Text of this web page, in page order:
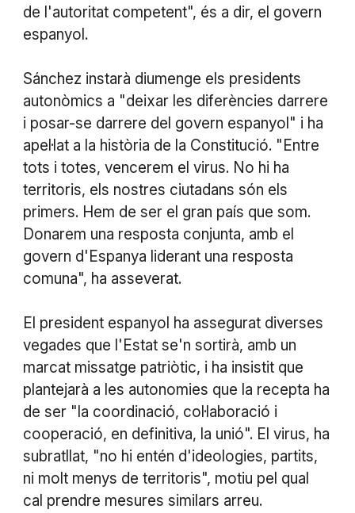
de l'autoritat competent", és a dir, el govern
espanyol.
Sánchez instarà diumenge els presidents
autonòmics a "deixar les diferències darrere
i posar-se darrere del govern espanyol" i ha
apel·lat a la història de la Constitució. "Entre
tots i totes, vencerem el virus. No hi ha
territoris, els nostres ciutadans són els
primers. Hem de ser el gran país que som.
Donarem una resposta conjunta, amb el
govern d'Espanya liderant una resposta
comuna", ha asseverat.
El president espanyol ha assegurat diverses
vegades que l'Estat se'n sortirà, amb un
marcat missatge patriòtic, i ha insistit que
plantejarà a les autonomies que la recepta ha
de ser "la coordinació, col·laboració i
cooperació, en definitiva, la unió". El virus, ha
subratllat, "no hi entén d'ideologies, partits,
ni molt menys de territoris", motiu pel qual
cal prendre mesures similars arreu.